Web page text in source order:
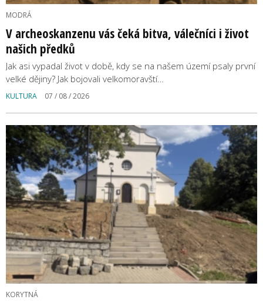
MODRÁ
V archeoskanzenu vás čeká bitva, válečníci i život
našich předků
Jak asi vypadal život v době, kdy se na našem území psaly první
velké dějiny? Jak bojovali velkomoravští…
KULTURA 07 / 08 / 2026
KORYTNÁ